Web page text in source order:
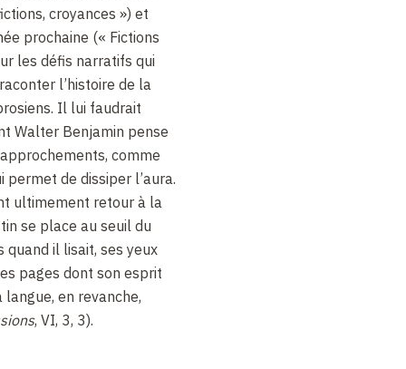
croyances ») et
prochaine (« Fictions
les défis narratifs qui
l’histoire de la
Il lui faudrait
Walter Benjamin pense
comme
de dissiper l’aura.
ultimement retour à la
se place au seuil du
quand il lisait, ses yeux
pages dont son esprit
en revanche,
, VI, 3, 3).